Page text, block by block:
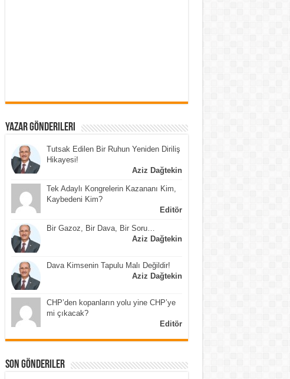
Yazar Gönderileri
Tutsak Edilen Bir Ruhun Yeniden Diriliş
Hikayesi!
Aziz Dağtekin
Tek Adaylı Kongrelerin Kazananı Kim,
Kaybedeni Kim?
Editör
Bir Gazoz, Bir Dava, Bir Soru…
Aziz Dağtekin
Dava Kimsenin Tapulu Malı Değildir!
Aziz Dağtekin
CHP’den kopanların yolu yine CHP’ye
mi çıkacak?
Editör
Son Gönderiler